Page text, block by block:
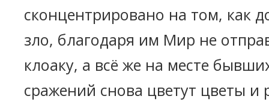
сконцентрировано на том, как
зло, благодаря им Мир не
клоаку, а всё же на месте
сражений снова цветут цветы и